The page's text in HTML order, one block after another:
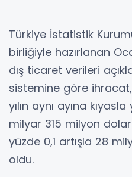
Türkiye İstatistik
birliğiyle hazırlanan
dış ticaret verileri
sistemine göre
yılın aynı ayına
milyar 315 milyon
yüzde 0,1 artışla 28
oldu.